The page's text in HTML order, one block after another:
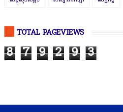
TOTAL PAGEVIEWS
8 7 9 2 9 3